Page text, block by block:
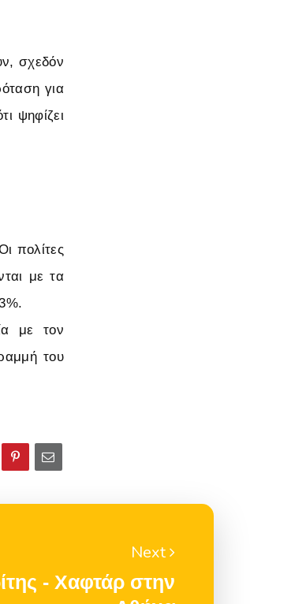
σχεδόν
για
ψηφίζει
πολίτες
με τα
με τον
του
Next
- Χαφτάρ στην